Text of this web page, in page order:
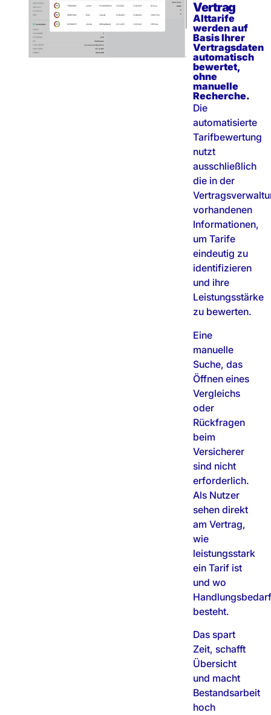
Vertrag
Alttarife
werden auf
Basis Ihrer
Vertragsdaten
automatisch
bewertet,
ohne
manuelle
Recherche.
Die
automatisierte
Tarifbewertung
nutzt
ausschließlich
die in der
vorhandenen
Informationen,
um Tarife
eindeutig zu
identifizieren
und ihre
Leistungsstärke
zu bewerten.
Eine
manuelle
Suche, das
Öffnen eines
Vergleichs
oder
Rückfragen
beim
Versicherer
sind nicht
erforderlich.
Als Nutzer
sehen direkt
am Vertrag,
wie
leistungsstark
ein Tarif ist
und wo
Handlungsbedarf
besteht.
Das spart
Zeit, schafft
Übersicht
und macht
Bestandsarbeit
hoch